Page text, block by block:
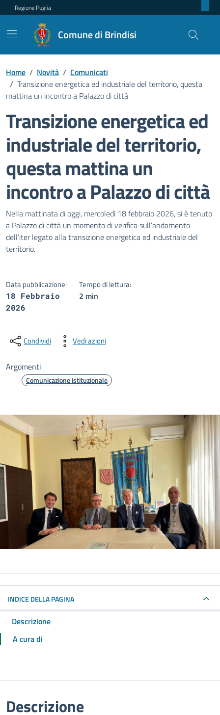
Regione Puglia
Comune di Brindisi
Home / Novità / Comunicati
/ Transizione energetica ed industriale del territorio, questa
mattina un incontro a Palazzo di città
Transizione energetica ed
industriale del territorio,
questa mattina un
incontro a Palazzo di città
Dettagli della notizia
Nella mattinata di oggi, mercoledì 18 febbraio 2026, si è tenuto
a Palazzo di città un momento di verifica sull’andamento
dell’iter legato alla transizione energetica ed industriale del
territorio.
Data pubblicazione:
18 Febbraio
2026
Tempo di lettura:
2 min
Condividi Vedi azioni
Argomenti
Comunicazione istituzionale
INDICE DELLA PAGINA
Descrizione
A cura di
Descrizione